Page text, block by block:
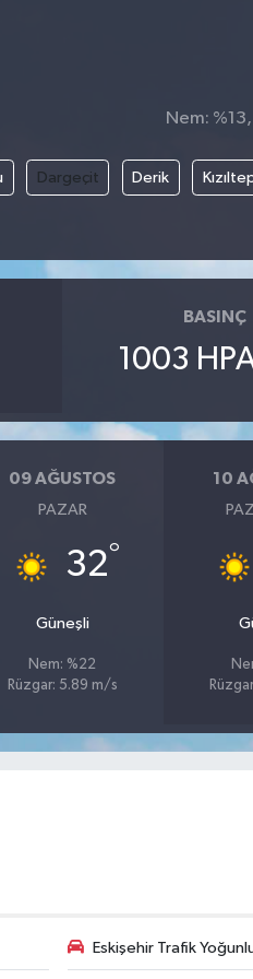
Nem:
Dargeçit Derik
BASINÇ
1003
09 AĞUSTOS
PAZAR
32°
Güneşli
Nem: %22
Rüzgar: 5.89 m/s
10
Eskişehir Trafik